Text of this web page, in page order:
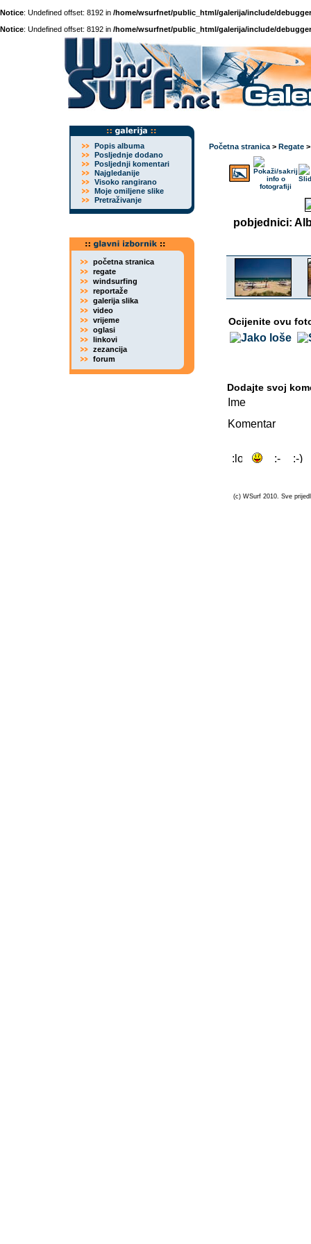
Notice: Undefined offset: 8192 in /home/wsurfnet/public_html/galerija/include/
Notice: Undefined offset: 8192 in /home/wsurfnet/public_html/galerija/include/
Popis albuma
Posljednje dodano
Posljednji komentari
Najgledanije
Visoko rangirano
Moje omiljene slike
Pretraživanje
početna stranica
regate
windsurfing
reportaže
galerija slika
video
vrijeme
oglasi
linkovi
zezancija
forum
Početna stranica > Regate
pobjednici:
Ocijenite ovu
Dodajte svoj
Ime
Komentar
(c) WSurf 2010. Sve